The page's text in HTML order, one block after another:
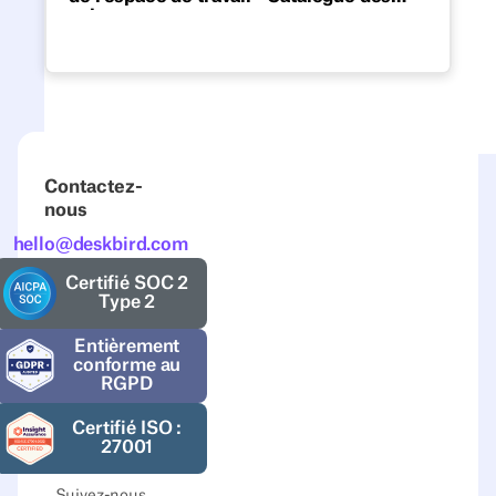
fonctionnalités indispensables d'un logiciel
Contactez-
nous
hello@deskbird.com
Certifié SOC 2
Type 2
Entièrement
conforme au
RGPD
Certifié ISO :
27001